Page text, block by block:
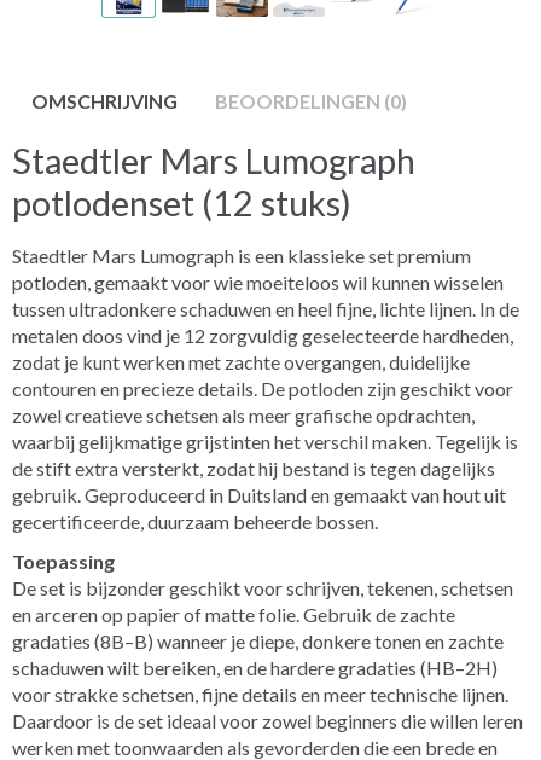
OMSCHRIJVING BEOORDELINGEN (0)
Staedtler Mars Lumograph
potlodenset (12 stuks)
Staedtler Mars Lumograph is een klassieke set premium
potloden, gemaakt voor wie moeiteloos wil kunnen wisselen
tussen ultradonkere schaduwen en heel fijne, lichte lijnen. In de
metalen doos vind je 12 zorgvuldig geselecteerde hardheden,
zodat je kunt werken met zachte overgangen, duidelijke
contouren en precieze details. De potloden zijn geschikt voor
zowel creatieve schetsen als meer grafische opdrachten,
waarbij gelijkmatige grijstinten het verschil maken. Tegelijk is
de stift extra versterkt, zodat hij bestand is tegen dagelijks
gebruik. Geproduceerd in Duitsland en gemaakt van hout uit
gecertificeerde, duurzaam beheerde bossen.
Toepassing
De set is bijzonder geschikt voor schrijven, tekenen, schetsen
en arceren op papier of matte folie. Gebruik de zachte
gradaties (8B–B) wanneer je diepe, donkere tonen en zachte
schaduwen wilt bereiken, en de hardere gradaties (HB–2H)
voor strakke schetsen, fijne details en meer technische lijnen.
Daardoor is de set ideaal voor zowel beginners die willen leren
werken met toonwaarden als gevorderden die een brede en